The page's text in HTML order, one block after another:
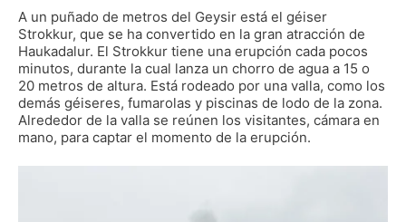
A un puñado de metros del Geysir está el géiser
Strokkur, que se ha convertido en la gran atracción de
Haukadalur. El Strokkur tiene una erupción cada pocos
minutos, durante la cual lanza un chorro de agua a 15 o
20 metros de altura. Está rodeado por una valla, como los
demás géiseres, fumarolas y piscinas de lodo de la zona.
Alrededor de la valla se reúnen los visitantes, cámara en
mano, para captar el momento de la erupción.